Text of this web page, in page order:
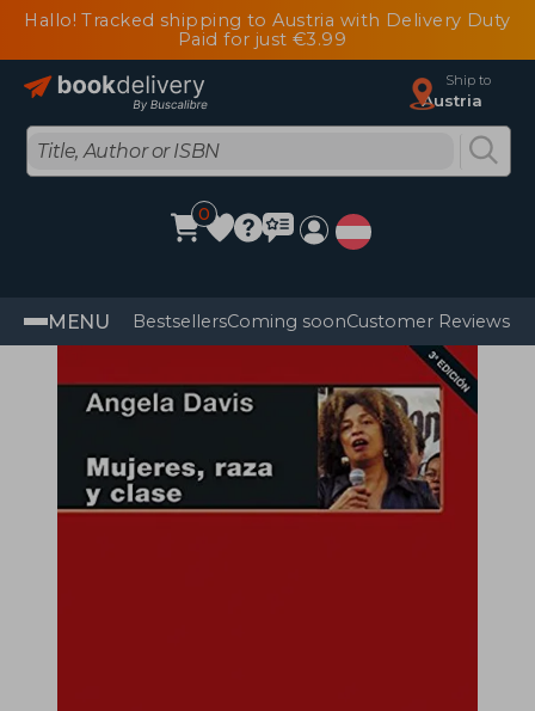
Hallo! Tracked shipping to Austria with Delivery Duty
Paid for just €3.99
Ship to
Austria
0
MENU BestsellersComing soonCustomer Reviews